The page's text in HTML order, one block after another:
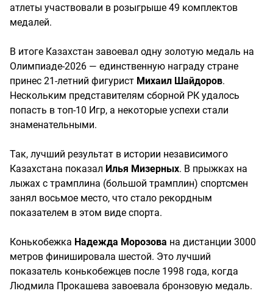
атлеты участвовали в розыгрыше 49 комплектов
медалей.
В итоге Казахстан завоевал одну золотую медаль на
Олимпиаде-2026 — единственную награду стране
принес 21-летний фигурист Михаил Шайдоров.
Нескольким представителям сборной РК удалось
попасть в топ-10 Игр, а некоторые успехи стали
знаменательными.
Так, лучший результат в истории независимого
Казахстана показал Илья Мизерных. В прыжках на
лыжах с трамплина (большой трамплин) спортсмен
занял восьмое место, что стало рекордным
показателем в этом виде спорта.
Конькобежка Надежда Морозова на дистанции 3000
метров финишировала шестой. Это лучший
показатель конькобежцев после 1998 года, когда
Людмила Прокашева завоевала бронзовую медаль.